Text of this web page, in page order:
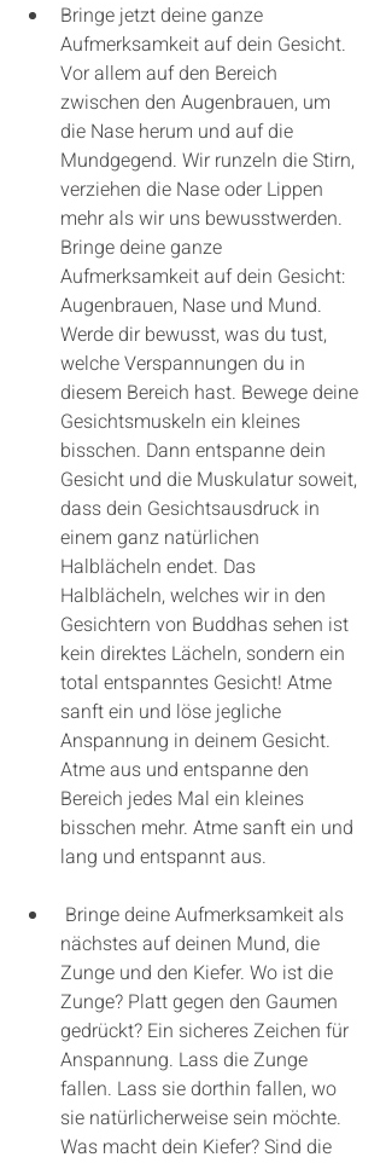
Bringe jetzt deine ganze
Aufmerksamkeit auf dein Gesicht.
Vor allem auf den Bereich
zwischen den Augenbrauen, um
die Nase herum und auf die
Mundgegend. Wir runzeln die Stirn,
verziehen die Nase oder Lippen
mehr als wir uns bewusstwerden.
Bringe deine ganze
Aufmerksamkeit auf dein Gesicht:
Augenbrauen, Nase und Mund.
Werde dir bewusst, was du tust,
welche Verspannungen du in
diesem Bereich hast. Bewege deine
Gesichtsmuskeln ein kleines
bisschen. Dann entspanne dein
Gesicht und die Muskulatur soweit,
dass dein Gesichtsausdruck in
einem ganz natürlichen
Halblächeln endet. Das
Halblächeln, welches wir in den
Gesichtern von Buddhas sehen ist
kein direktes Lächeln, sondern ein
total entspanntes Gesicht! Atme
sanft ein und löse jegliche
Anspannung in deinem Gesicht.
Atme aus und entspanne den
Bereich jedes Mal ein kleines
bisschen mehr. Atme sanft ein und
lang und entspannt aus.
nächstes auf deinen Mund, die
Zunge und den Kiefer. Wo ist die
Zunge? Platt gegen den Gaumen
gedrückt? Ein sicheres Zeichen für
Anspannung. Lass die Zunge
fallen. Lass sie dorthin fallen, wo
sie natürlicherweise sein möchte.
Was macht dein Kiefer? Sind die